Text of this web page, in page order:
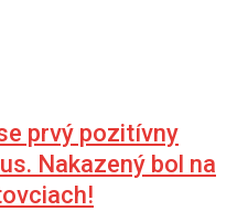
prvý pozitívny
Nakazený bol na